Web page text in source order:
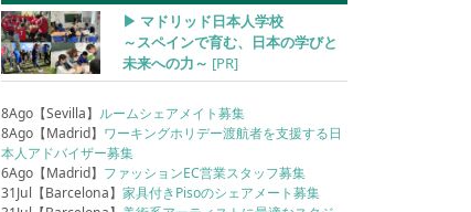
▶︎ マドリッド日本人学校
～スペインで育む、日本の学びと
未来への力～ [PR]
8Ago【Sevilla】 ルームシェアメイト募集
8Ago【Madrid】 ワーキングホリデー渡航者を支援する日
本人アドバイザー募集
6Ago【Madrid】 ファッションEC営業スタッフ募集
31Jul【Barcelona】家具付きPisoのシェアメート募集